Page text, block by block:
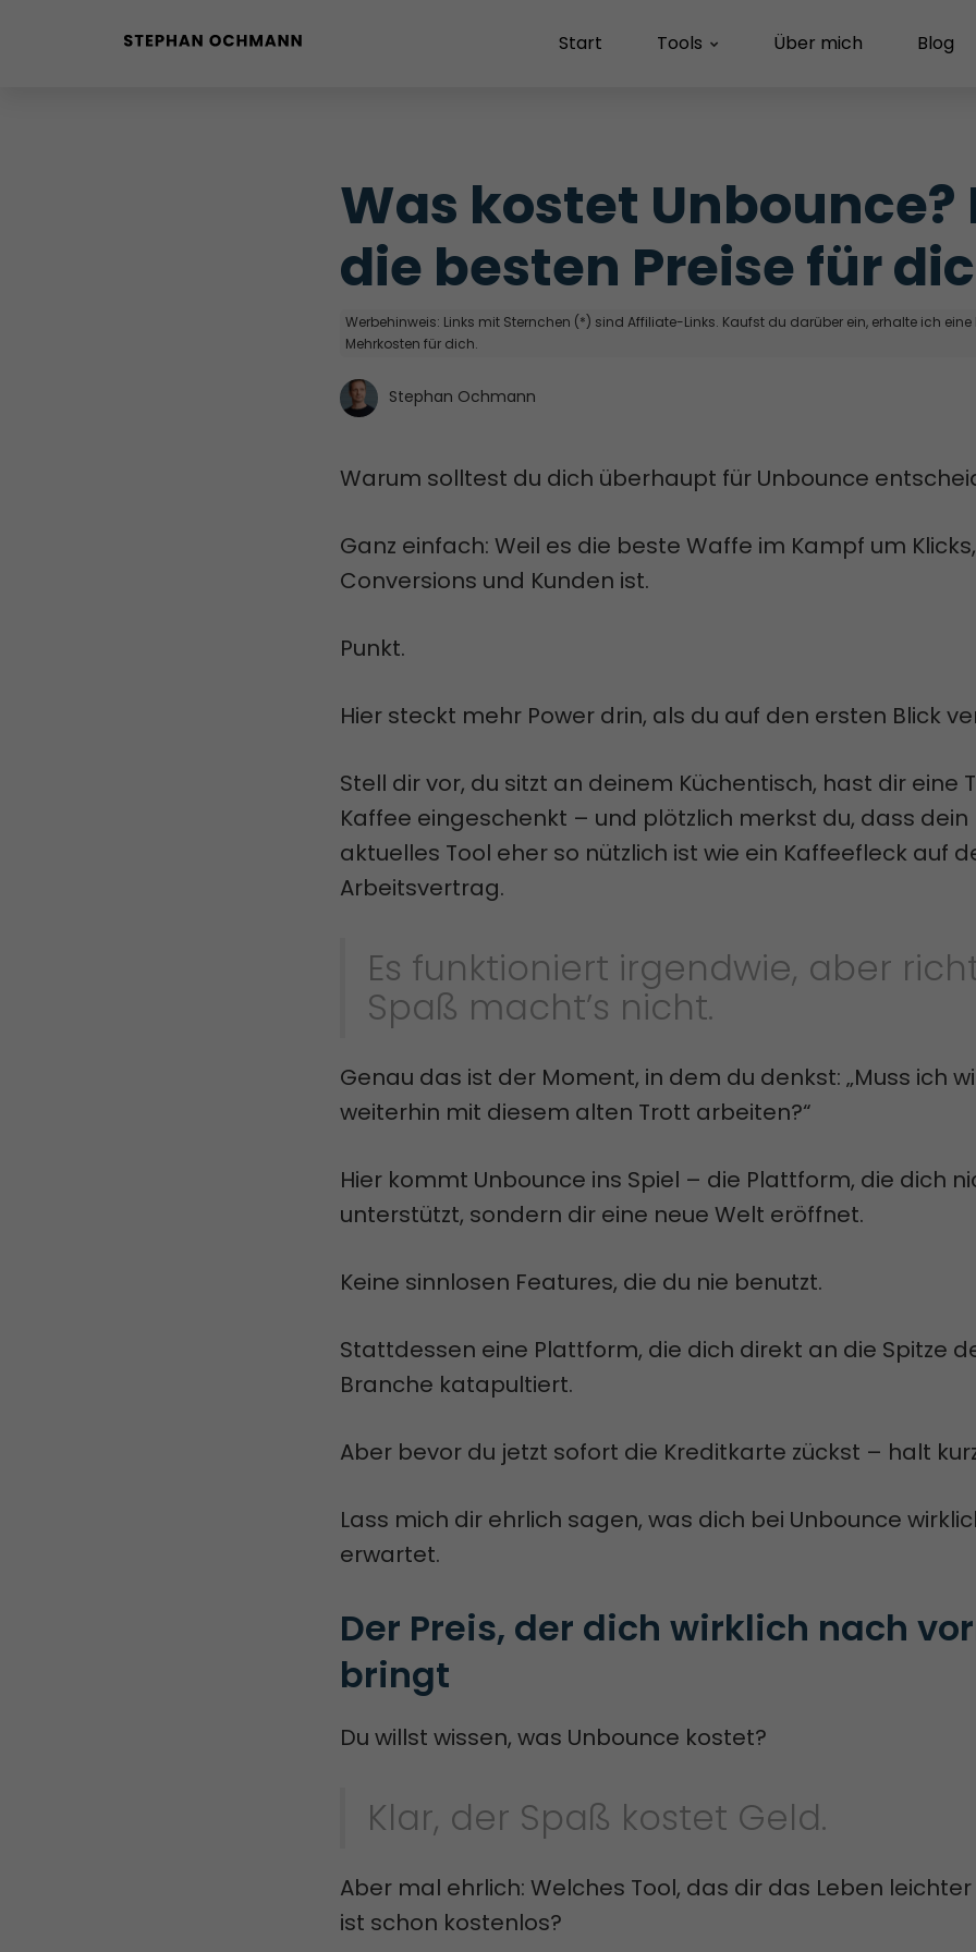
Start Tools Über mich Blog
Was kostet Unbounce?
die besten Preise für
Werbehinweis: Links mit Sternchen (*) sind Affiliate-Links. Kaufst du darüber ein, erhalte ich eine
Mehrkosten für dich.
Stephan Ochmann
Warum solltest du dich überhaupt für Unbounce
Ganz einfach: Weil es die beste Waffe im Kampf um Klicks,
Conversions und Kunden ist.
Punkt.
Hier steckt mehr Power drin, als du auf den ersten Blick
Stell dir vor, du sitzt an deinem Küchentisch, hast dir eine
Kaffee eingeschenkt – und plötzlich merkst du, dass dein
aktuelles Tool eher so nützlich ist wie ein Kaffeefleck auf
Arbeitsvertrag.
Es funktioniert irgendwie, aber
Spaß macht’s nicht.
Genau das ist der Moment, in dem du denkst: „Muss ich
weiterhin mit diesem alten Trott arbeiten?“
Hier kommt Unbounce ins Spiel – die Plattform, die dich
unterstützt, sondern dir eine neue Welt eröffnet.
Keine sinnlosen Features, die du nie benutzt.
Stattdessen eine Plattform, die dich direkt an die Spitze
Branche katapultiert.
Aber bevor du jetzt sofort die Kreditkarte zückst – halt
Lass mich dir ehrlich sagen, was dich bei Unbounce
erwartet.
Der Preis, der dich wirklich nach
bringt
Du willst wissen, was Unbounce kostet?
Klar, der Spaß kostet Geld.
Aber mal ehrlich: Welches Tool, das dir das Leben
ist schon kostenlos?